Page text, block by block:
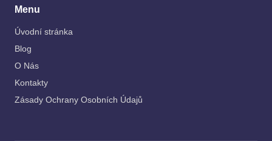
Menu
Úvodní stránka
Blog
O Nás
Kontakty
Zásady Ochrany Osobních Údajů